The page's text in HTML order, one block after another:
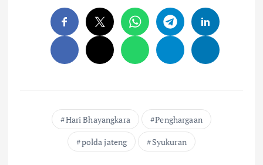
Hari Bhayangkara
Penghargaan
polda jateng
Syukuran